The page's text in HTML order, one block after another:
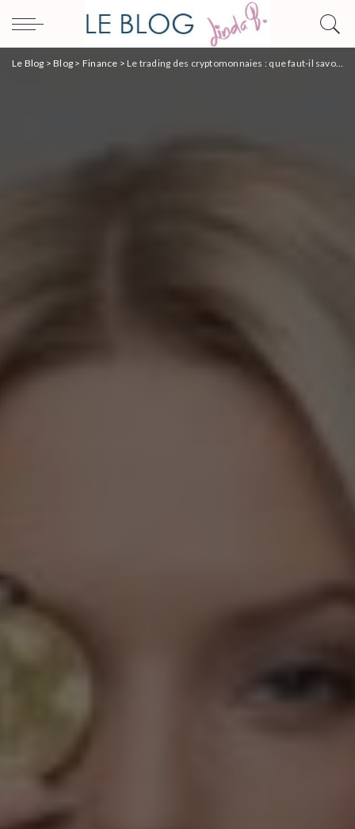
Le Blog >Blog > Finance > Le trading des cryptomonnaies : que faut-il savoir ?